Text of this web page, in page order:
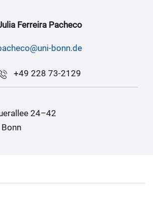
Ferreira Pacheco
bonn.de
+49 228 73-2129
24–42